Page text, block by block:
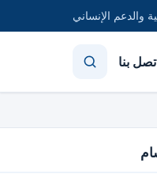
والدعم الإنساني
اتصل بنا